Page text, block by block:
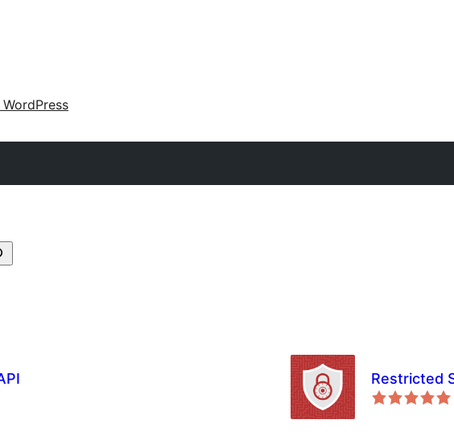
ະແນນ
ງໝົດ
Restricted